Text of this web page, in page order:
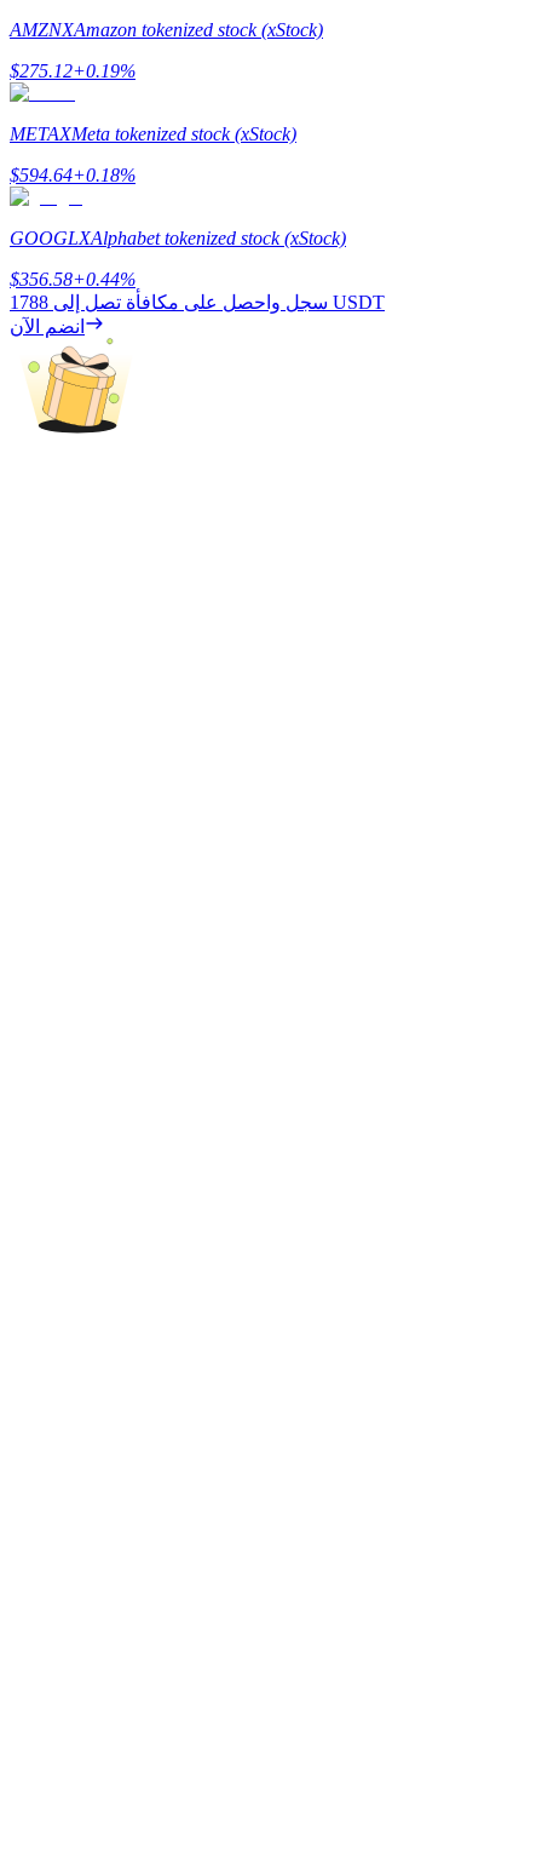
BTC Welcome Rewards
BTC Welcome Rewards
Deposit & Trade BTC to Share 25000 USDT prize pool!
AMZNXAmazon tokenized stock (xStock)
$275.12+0.19%
METAXMeta tokenized stock (xStock)
$594.64+0.18%
GOOGLXAlphabet tokenized stock (xStock)
$356.58+0.44%
سجل واحصل على مكافأة تصل إلى 1788 USDT
انضم الآن